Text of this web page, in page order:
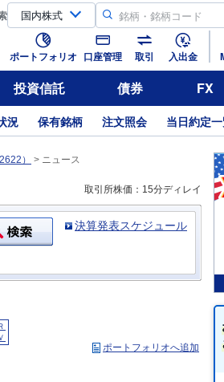
ポートフォリオ 口座管理 取引 入出金
投資信託 債券 FX
況 保有銘柄 注文照会 当日約定
） > ニュース
取引所株価：15分ディレイ
決算発表スケジュール
ポートフォリオへ追加